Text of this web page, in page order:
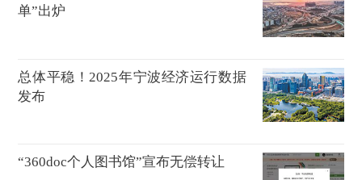
单”出炉
总体平稳！2025年宁波经济运行数据
发布
“360doc个人图书馆”宣布无偿转让